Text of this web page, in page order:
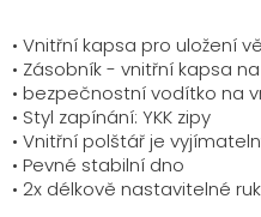
• Vnitřní kapsa pro uložení
• Zásobník - vnitřní kapsa
• bezpečnostní vodítko na
• Styl zapínání: YKK zipy
• Vnitřní polštář je
• Pevné stabilní dno
• 2x délkově nastavitelné